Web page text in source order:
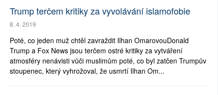
Trump terčem kritiky za vyvolávání islamofobie
8. 4. 2019
Poté, co jeden muž chtěl zavraždit Ilhan OmarovouDonald
Trump a Fox News jsou terčem ostré kritiky za vytváření
atmosféry nenávisti vůči muslimům poté, co byl zatčen Trumpův
stoupenec, který vyhrožoval, že usmrtí Ilhan Om...